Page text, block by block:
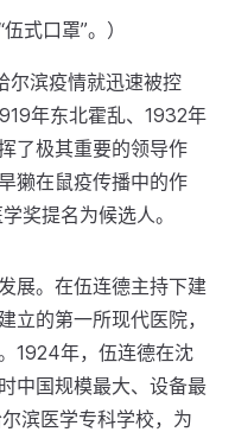
式口罩”。）
尔滨疫情就迅速被控
年东北霍乱、1932年
了极其重要的领导作
獭在鼠疫传播中的作
奖提名为候选人。
展。在伍连德主持下建
立的第一所现代医院，
1924年，伍连德在沈
中国规模最大、设备最
滨医学专科学校，为